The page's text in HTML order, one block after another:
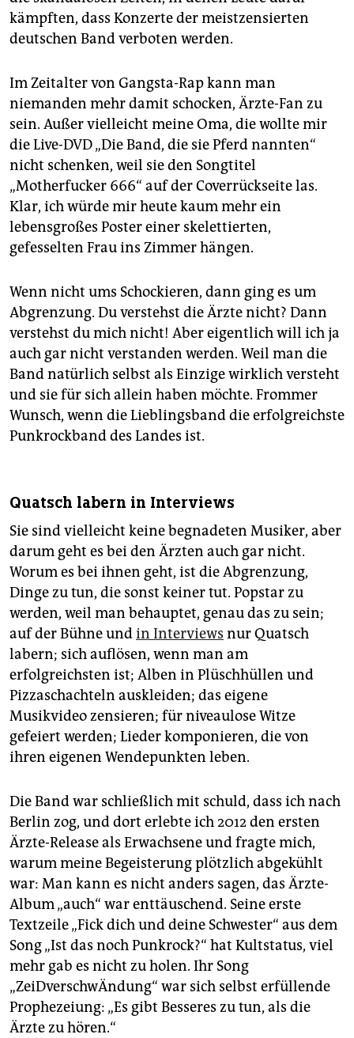
kämpften, dass Konzerte der meistzensierten
deutschen Band verboten werden.
Im Zeitalter von Gangsta-Rap kann man
niemanden mehr damit schocken, Ärzte-Fan zu
sein. Außer vielleicht meine Oma, die wollte mir
die Live-DVD „Die Band, die sie Pferd nannten“
nicht schenken, weil sie den Songtitel
„Motherfucker 666“ auf der Coverrückseite las.
Klar, ich würde mir heute kaum mehr ein
lebensgroßes Poster einer skelettierten,
gefesselten Frau ins Zimmer hängen.
Wenn nicht ums Schockieren, dann ging es um
Abgrenzung. Du verstehst die Ärzte nicht? Dann
verstehst du mich nicht! Aber eigentlich will ich ja
auch gar nicht verstanden werden. Weil man die
Band natürlich selbst als Einzige wirklich versteht
und sie für sich allein haben möchte. Frommer
Wunsch, wenn die Lieblingsband die erfolgreichste
Punkrockband des Landes ist.
Quatsch labern in Interviews
Sie sind vielleicht keine begnadeten Musiker, aber
darum geht es bei den Ärzten auch gar nicht.
Worum es bei ihnen geht, ist die Abgrenzung,
Dinge zu tun, die sonst keiner tut. Popstar zu
werden, weil man behauptet, genau das zu sein;
auf der Bühne undin Interviews nur Quatsch
labern; sich auflösen, wenn man am
erfolgreichsten ist; Alben in Plüschhüllen und
Pizzaschachteln auskleiden; das eigene
Musikvideo zensieren; für niveaulose Witze
gefeiert werden; Lieder komponieren, die von
ihren eigenen Wendepunkten leben.
Die Band war schließlich mit schuld, dass ich nach
Berlin zog, und dort erlebte ich 2012 den ersten
Ärzte-Release als Erwachsene und fragte mich,
warum meine Begeisterung plötzlich abgekühlt
war: Man kann es nicht anders sagen, das Ärzte-
Album „auch“ war enttäuschend. Seine erste
Textzeile „Fick dich und deine Schwester“ aus dem
Song „Ist das noch Punkrock?“ hat Kultstatus, viel
mehr gab es nicht zu holen. Ihr Song
„ZeiDverschwÄndung“ war sich selbst erfüllende
Prophezeiung: „Es gibt Besseres zu tun, als die
Ärzte zu hören.“